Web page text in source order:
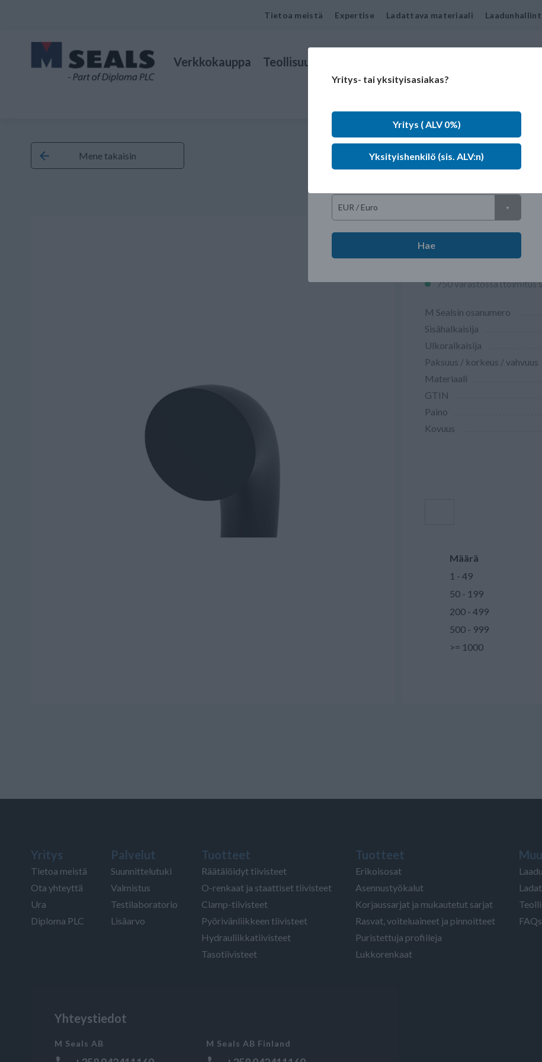
Tietoa meistä Expertise Ladattava materiaali
Verkkokauppa Teollisuudenalat
Mene takaisin
OR 86,00- 4,00
750 varastossa (toimitus
M Sealsin osanumero
Sisähalkaisija
Ulkoralkaisija
Paksuus / korkeus / vahvuus
Materiaali
GTIN
Paino
Kovuus
Määrä
1 - 49
50 - 199
200 - 499
500 - 999
>= 1000
Yritys
Tietoa meistä
Ota yhteyttä
Ura
Diploma PLC
Palvelut
Suunnittelutuki
Valmistus
Testilaboratorio
Lisäarvo
Tuotteet
Räätälöidyt tiivisteet
O-renkaat ja staattiset tiivisteet
Clamp-tiivisteet
Pyörivänliikkeen tiivisteet
Hydrauliikkatiivisteet
Tasotiivisteet
Tuotteet
Erikoisosat
Asennustyökalut
Korjaussarjat ja mukautetut sarjat
Rasvat, voiteluaineet ja pinnoitteet
Puristettuja profiileja
Lukkorenkaat
Muu
FAQs
Yhteystiedot
M Seals AB M Seals AB Finland
Kieli
Hae
Yritys- tai yksityisasiakas?
Yritys ( ALV 0%)
Yksityishenkilö (sis. ALV:n)